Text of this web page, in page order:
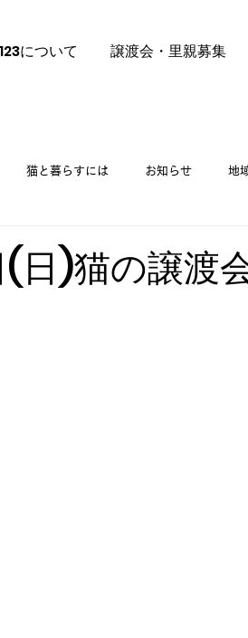
について 譲渡会・里親募集
猫と暮らすには お知らせ 地
挨拶 里親募集 譲渡会
(日)猫の譲渡